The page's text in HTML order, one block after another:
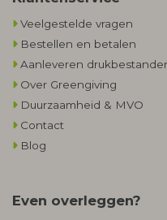
Veelgestelde vragen
Bestellen en betalen
Aanleveren
Over Greengiving
Duurzaamheid & MVO
Contact
Blog
Even overleggen?